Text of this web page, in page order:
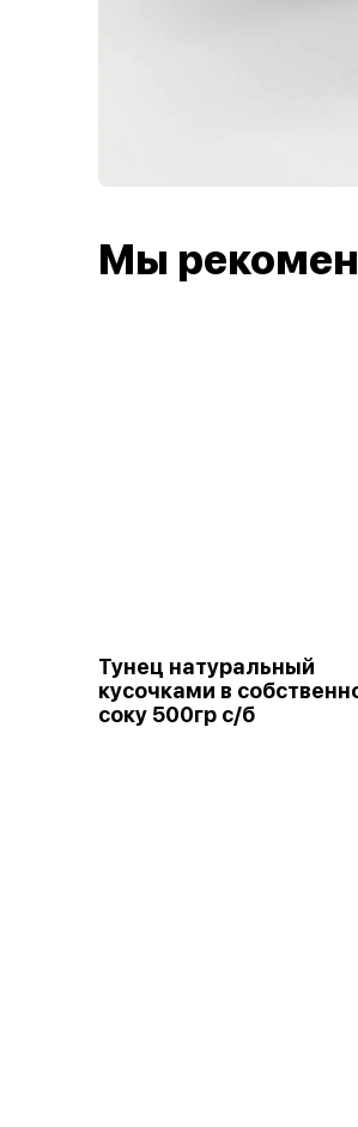
Мы
Тунец натуральный
кусочками в
соку 500гр с/б